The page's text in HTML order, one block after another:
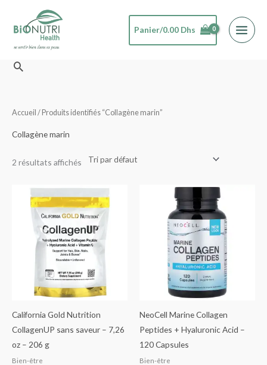
contenu
Panier/0.00 Dhs
Rechercher
Accueil / Produits identifiés “Collagène marin”
Collagène marin
2 résultats affichés
California Gold Nutrition
CollagenUP sans saveur – 7,26
oz – 206 g
Bien-être
NeoCell Marine Collagen
Peptides + Hyaluronic Acid –
120 Capsules
Bien-être